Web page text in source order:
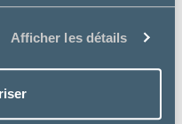
Afficher les détails